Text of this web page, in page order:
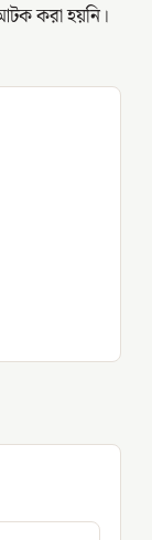
করা হয়নি।